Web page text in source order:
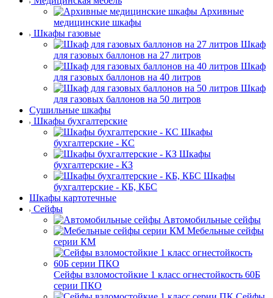
Архивные
медицинские шкафы
Шкафы газовые
Шкаф
для газовых баллонов на 27 литров
Шкаф
для газовых баллонов на 40 литров
Шкаф
для газовых баллонов на 50 литров
Сушильные шкафы
Шкафы бухгалтерские
Шкафы
бухгалтерские - КС
Шкафы
бухгалтерские - КЗ
Шкафы
бухгалтерские - КБ, КБС
Шкафы картотечные
Сейфы
Автомобильные сейфы
Мебельные сейфы
серии КМ
Сейфы взломостойкие 1 класс огнестойкость 60Б
серии ПКО